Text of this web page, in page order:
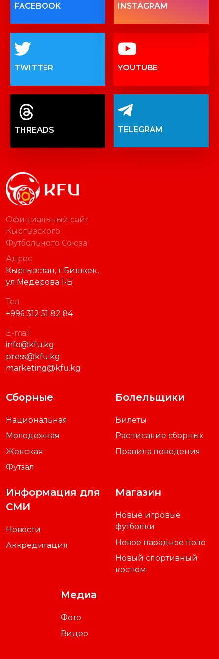
FACEBOOK INSTAGRAM
TWITTER YOUTUBE
THREADS TELEGRAM
Официальный сайт
Кыргызского
Футбольного Союза
Адрес
Кыргызстан, г.Бишкек,
ул.Медерова 1-Б
Тел
+996 312 51 82 84
E-mail:
info@kfu.kg
press@kfu.kg
marketing@kfu.kg
Сборные
Национальная
Молодежная
Женская
Футзал
Болельщики
Билеты
Расписание сборных
Правила поведения
Информация для
СМИ
Новости
Аккредитация
Магазин
Новые игровые
футболки
Новое парадное поло
Новый спортивный
костюм
Медиа
Фото
Видео